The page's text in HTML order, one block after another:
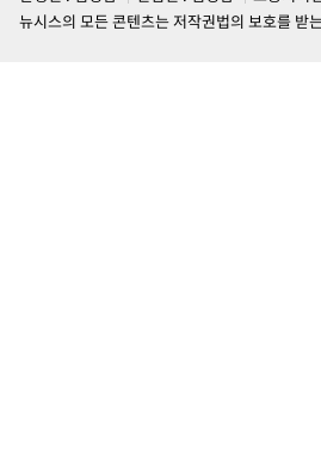
뉴시스의 모든 콘텐츠는 저작권법의 보호를